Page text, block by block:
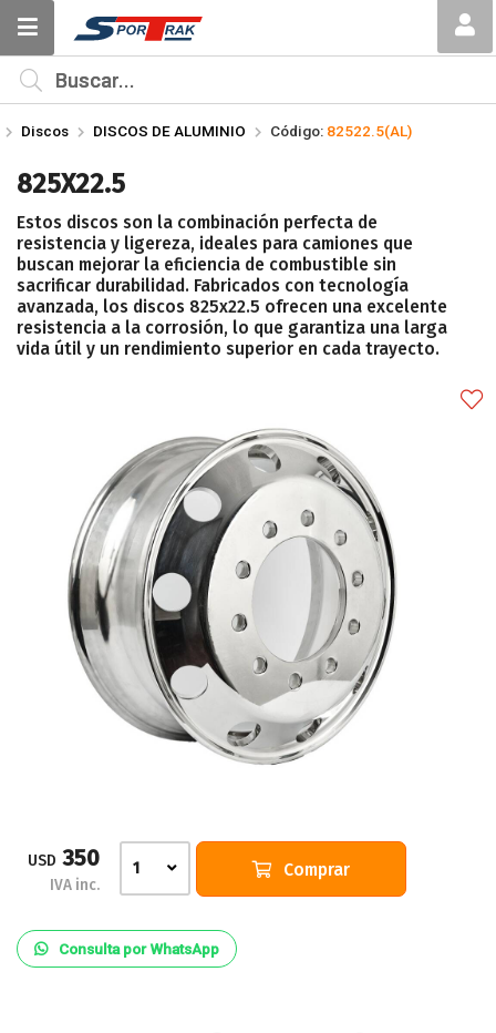
Compartir por email
Enviar
MI COMPRA
Discos DISCOS DE ALUMINIO Código: 82522.5(AL)
825X22.5
Estos discos son la combinación perfecta de
resistencia y ligereza, ideales para camiones que
buscan mejorar la eficiencia de combustible sin
sacrificar durabilidad. Fabricados con tecnología
avanzada, los discos 825x22.5 ofrecen una excelente
resistencia a la corrosión, lo que garantiza una larga
vida útil y un rendimiento superior en cada trayecto.
USD 350
IVA inc.
1 Comprar
Consulta por WhatsApp